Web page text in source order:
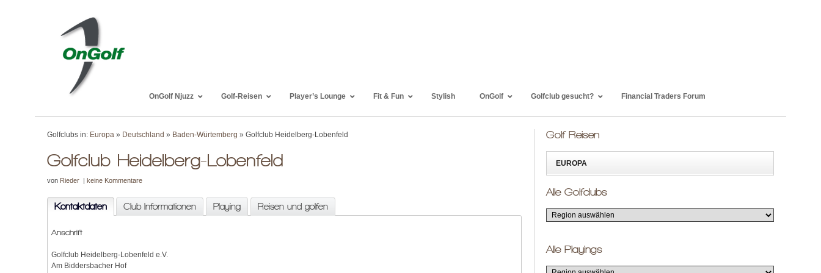
OnGolf Njuzz Golf-Reisen Player’s Lounge Fit & Fun Stylish OnGolf Golfclub gesucht? Financial Traders Forum
Golfclubs in: Europa» Deutschland » Baden-Würtemberg » Golfclub Heidelberg-Lobenfeld
Golfclub Heidelberg-Lobenfeld
von Rieder| keine Kommentare
Kontaktdaten Club Informationen Playing Reisen und golfen
Anschrift
Golfclub Heidelberg-Lobenfeld e.V.
Am Biddersbacher Hof
Golf Reisen
EUROPA
Alle Golfclubs
Alle Playings